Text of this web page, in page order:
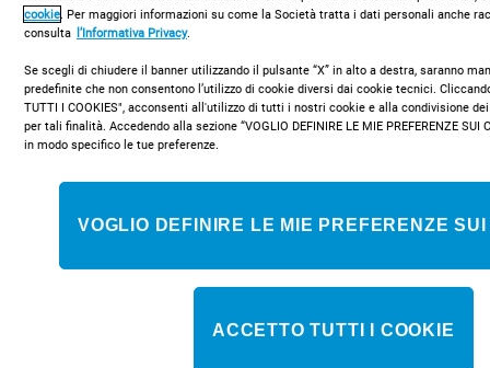
INSZ 3032 V
Frigorifero da incasso Indesit - INSZ
portabottiglie dedicato. Filtro antibatterico, per garantirti la
cookie. Per maggiori informazioni su come la Società tratta i dati personali anche
consulta l’Informativa Privacy.
Se scegli di chiudere il banner utilizzando il pulsante “X” in alto a destra, saranno
predefinite che non consentono l’utilizzo di cookie diversi dai cookie tecnici.
TUTTI I COOKIES", acconsenti all'utilizzo di tutti i nostri cookie e alla condivisione
per tali finalità. Accedendo alla sezione “VOGLIO DEFINIRE LE MIE PREFERENZE SUI
in modo specifico le tue preferenze.
VOGLIO DEFINIRE LE MIE PREFERENZE
ACCETTO TUTTI I COOKIE